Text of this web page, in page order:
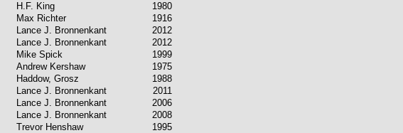
H.F. King
1980
Max Richter
1916
Lance J. Bronnenkant
2012
Lance J. Bronnenkant
2012
Mike Spick
1999
Andrew Kershaw
1975
Haddow, Grosz
1988
Lance J. Bronnenkant
2011
Lance J. Bronnenkant
2006
Lance J. Bronnenkant
2008
Trevor Henshaw
1995